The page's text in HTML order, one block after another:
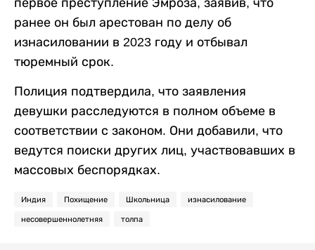
первое преступление Эмроза, заявив, что
ранее он был арестован по делу об
изнасиловании в 2023 году и отбывал
тюремный срок.
Полиция подтвердила, что заявления
девушки расследуются в полном объеме в
соответствии с законом. Они добавили, что
ведутся поиски других лиц, участвовавших в
массовых беспорядках.
Индия Похищение Школьница изнасилование
несовершеннолетняя толпа